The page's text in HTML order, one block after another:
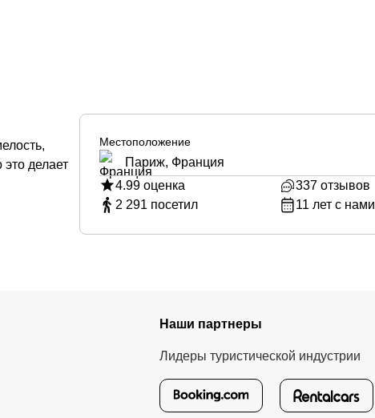
делает
Местоположение
Париж, Франция
4.99 оценка 337 отзывов
2 291 посетил 11 лет с нами
Наши партнеры
Лидеры туристической индустрии